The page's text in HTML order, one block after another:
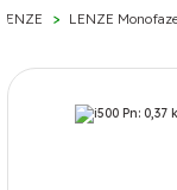
LENZE